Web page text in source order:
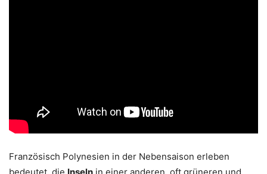
Französisch Polynesien in der Nebensaison erleben